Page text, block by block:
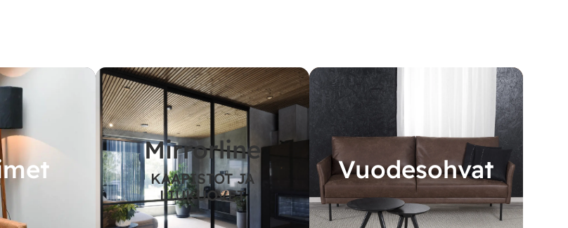
Mirrorline
KAAPISTOT JA
LIUKUOVET
Vuodesohvat